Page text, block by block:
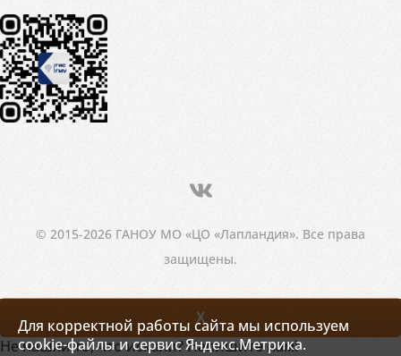
© 2015-2026 ГАНОУ МО «ЦО «Лапландия». Все права
защищены.
Для корректной работы сайта мы используем
cookie-файлы и сервис Яндекс.Метрика.
X
Не нашли то, что искали? Напишите нам!